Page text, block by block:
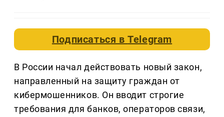
Подписаться вTelegram
В России начал действовать новый закон,
направленный на защиту граждан от
кибермошенников. Он вводит строгие
требования для банков, операторов связи,